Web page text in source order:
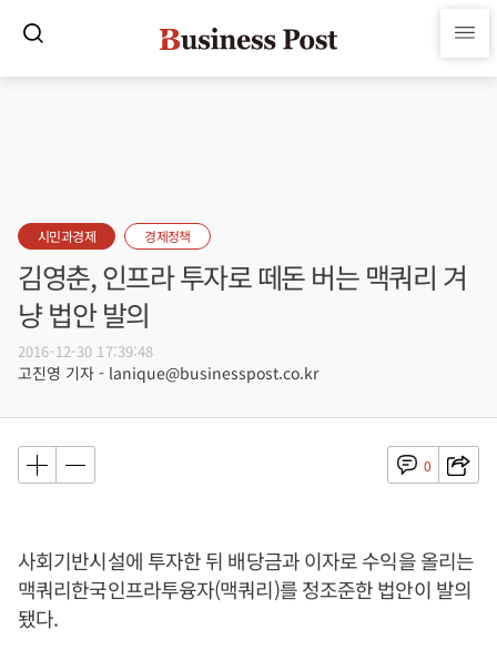
시민과경제 경제정책
김영춘, 인프라 투자로 떼돈 버는 맥쿼리 겨
냥 법안 발의
2016-12-30 17:39:48
고진영 기자 - lanique@businesspost.co.kr
0
사회기반시설에 투자한 뒤 배당금과 이자로 수익을 올리는
맥쿼리한국인프라투융자(맥쿼리)를 정조준한 법안이 발의
됐다.